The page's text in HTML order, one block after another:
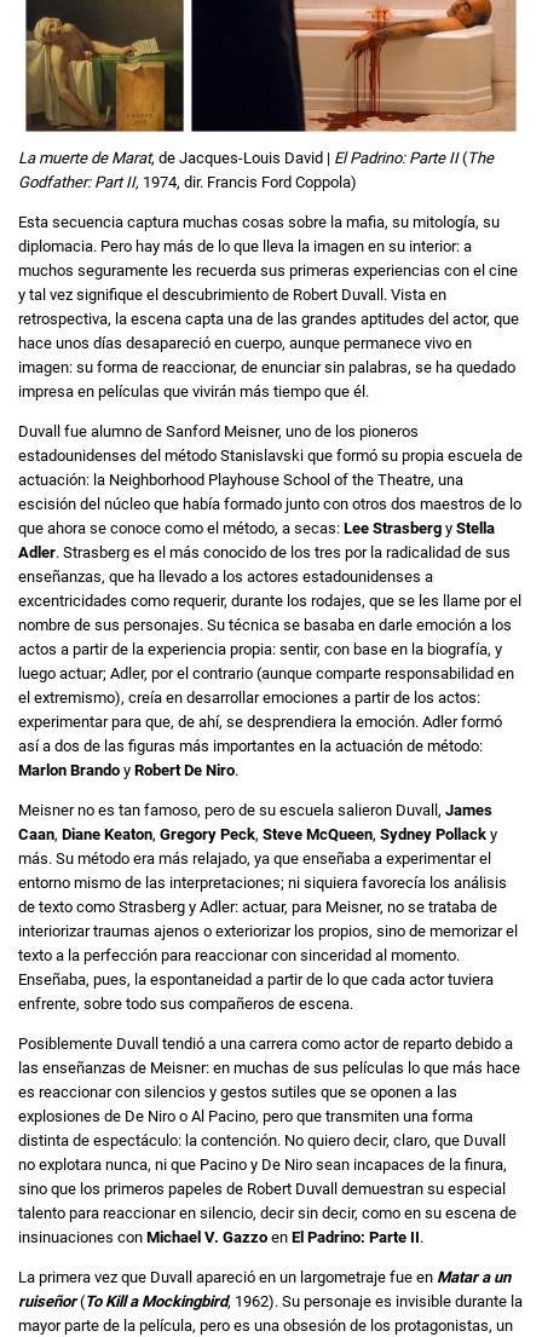
La muerte de Marat, de Jacques-Louis David | El Padrino: Parte II(The
Godfather: Part II, 1974, dir. Francis Ford Coppola)
Esta secuencia captura muchas cosas sobre la mafia, su mitología, su
diplomacia. Pero hay más de lo que lleva la imagen en su interior: a
muchos seguramente les recuerda sus primeras experiencias con el cine
y tal vez signifique el descubrimiento de Robert Duvall. Vista en
retrospectiva, la escena capta una de las grandes aptitudes del actor, que
hace unos días desapareció en cuerpo, aunque permanece vivo en
imagen: su forma de reaccionar, de enunciar sin palabras, se ha quedado
impresa en películas que vivirán más tiempo que él.
Duvall fue alumno de Sanford Meisner, uno de los pioneros
estadounidenses del método Stanislavski que formó su propia escuela de
actuación: la Neighborhood Playhouse School of the Theatre, una
escisión del núcleo que había formado junto con otros dos maestros de lo
que ahora se conoce como el método, a secas: Lee Strasberg y Stella
Adler. Strasberg es el más conocido de los tres por la radicalidad de sus
enseñanzas, que ha llevado a los actores estadounidenses a
excentricidades como requerir, durante los rodajes, que se les llame por el
nombre de sus personajes. Su técnica se basaba en darle emoción a los
actos a partir de la experiencia propia: sentir, con base en la biografía, y
luego actuar; Adler, por el contrario (aunque comparte responsabilidad en
el extremismo), creía en desarrollar emociones a partir de los actos:
experimentar para que, de ahí, se desprendiera la emoción. Adler formó
así a dos de las figuras más importantes en la actuación de método:
Marlon Brando y Robert De Niro.
Meisner no es tan famoso, pero de su escuela salieron Duvall, James
Caan, Diane Keaton, Gregory Peck, Steve McQueen, Sydney Pollack y
más. Su método era más relajado, ya que enseñaba a experimentar el
entorno mismo de las interpretaciones; ni siquiera favorecía los análisis
de texto como Strasberg y Adler: actuar, para Meisner, no se trataba de
interiorizar traumas ajenos o exteriorizar los propios, sino de memorizar el
texto a la perfección para reaccionar con sinceridad al momento.
Enseñaba, pues, la espontaneidad a partir de lo que cada actor tuviera
enfrente, sobre todo sus compañeros de escena.
Posiblemente Duvall tendió a una carrera como actor de reparto debido a
las enseñanzas de Meisner: en muchas de sus películas lo que más hace
es reaccionar con silencios y gestos sutiles que se oponen a las
explosiones de De Niro o Al Pacino, pero que transmiten una forma
distinta de espectáculo: la contención. No quiero decir, claro, que Duvall
no explotara nunca, ni que Pacino y De Niro sean incapaces de la finura,
sino que los primeros papeles de Robert Duvall demuestran su especial
talento para reaccionar en silencio, decir sin decir, como en su escena de
insinuaciones con Michael V. Gazzo en El Padrino: Parte II.
La primera vez que Duvall apareció en un largometraje fue en Matar a un
ruiseñor(To Kill a Mockingbird, 1962). Su personaje es invisible durante la
mayor parte de la película, pero es una obsesión de los protagonistas, un